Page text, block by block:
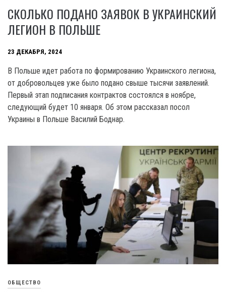
СКОЛЬКО ПОДАНО ЗАЯВОК В УКРАИНСКИЙ
ЛЕГИОН В ПОЛЬШЕ
23 ДЕКАБРЯ, 2024
B Польше идет работа по формированию Украинского легиона,
от добровольцев уже было подано свыше тысячи заявлений.
Первый этап подписания контрактов состоялся в ноябре,
следующий будет 10 января. Об этом рассказал посол
Украины в Польше Василий Боднар.
ОБЩЕСТВО